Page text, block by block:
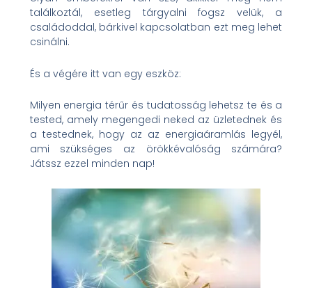
találkoztál, esetleg tárgyalni fogsz velük, a
családoddal, bárkivel kapcsolatban ezt meg lehet
csinálni.
És a végére itt van egy eszköz:
Milyen energia térűr és tudatosság lehetsz te és a
tested, amely megengedi neked az üzletednek és
a testednek, hogy az az energiaáramlás legyél,
ami szükséges az örökkévalóság számára?
Játssz ezzel minden nap!